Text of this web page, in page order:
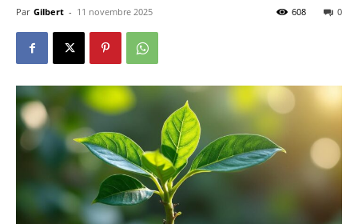
Par Gilbert - 11 novembre 2025 0
608